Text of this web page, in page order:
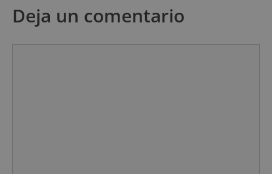
Deja un comentario